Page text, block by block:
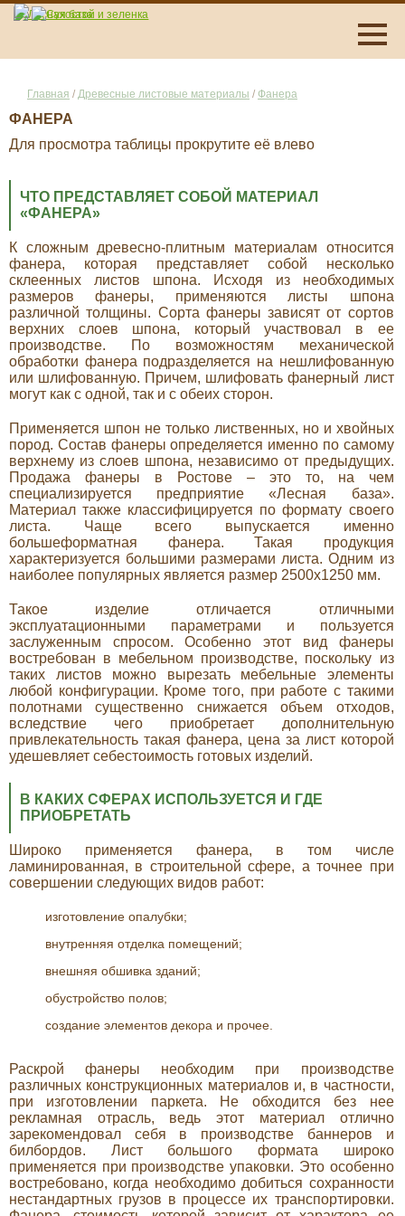
Главная / Древесные листовые материалы / Фанера
ФАНЕРА
Для просмотра таблицы прокрутите её влево
ЧТО ПРЕДСТАВЛЯЕТ СОБОЙ МАТЕРИАЛ
«ФАНЕРА»
К сложным древесно-плитным материалам относится
фанера, которая представляет собой несколько
склеенных листов шпона. Исходя из необходимых
размеров фанеры, применяются листы шпона
различной толщины. Сорта фанеры зависят от сортов
верхних слоев шпона, который участвовал в ее
производстве. По возможностям механической
обработки фанера подразделяется на нешлифованную
или шлифованную. Причем, шлифовать фанерный лист
могут как с одной, так и с обеих сторон.
Применяется шпон не только лиственных, но и хвойных
пород. Состав фанеры определяется именно по самому
верхнему из слоев шпона, независимо от предыдущих.
Продажа фанеры в Ростове – это то, на чем
специализируется предприятие «Лесная база».
Материал также классифицируется по формату своего
листа. Чаще всего выпускается именно
большеформатная фанера. Такая продукция
характеризуется большими размерами листа. Одним из
наиболее популярных является размер 2500х1250 мм.
Такое изделие отличается отличными
эксплуатационными параметрами и пользуется
заслуженным спросом. Особенно этот вид фанеры
востребован в мебельном производстве, поскольку из
таких листов можно вырезать мебельные элементы
любой конфигурации. Кроме того, при работе с такими
полотнами существенно снижается объем отходов,
вследствие чего приобретает дополнительную
привлекательность такая фанера, цена за лист которой
удешевляет себестоимость готовых изделий.
В КАКИХ СФЕРАХ ИСПОЛЬЗУЕТСЯ И ГДЕ
ПРИОБРЕТАТЬ
Широко применяется фанера, в том числе
ламинированная, в строительной сфере, а точнее при
совершении следующих видов работ:
изготовление опалубки;
внутренняя отделка помещений;
внешняя обшивка зданий;
обустройство полов;
создание элементов декора и прочее.
Раскрой фанеры необходим при производстве
различных конструкционных материалов и, в частности,
при изготовлении паркета. Не обходится без нее
рекламная отрасль, ведь этот материал отлично
зарекомендовал себя в производстве баннеров и
билбордов. Лист большого формата широко
применяется при производстве упаковки. Это особенно
востребовано, когда необходимо добиться сохранности
нестандартных грузов в процессе их транспортировки.